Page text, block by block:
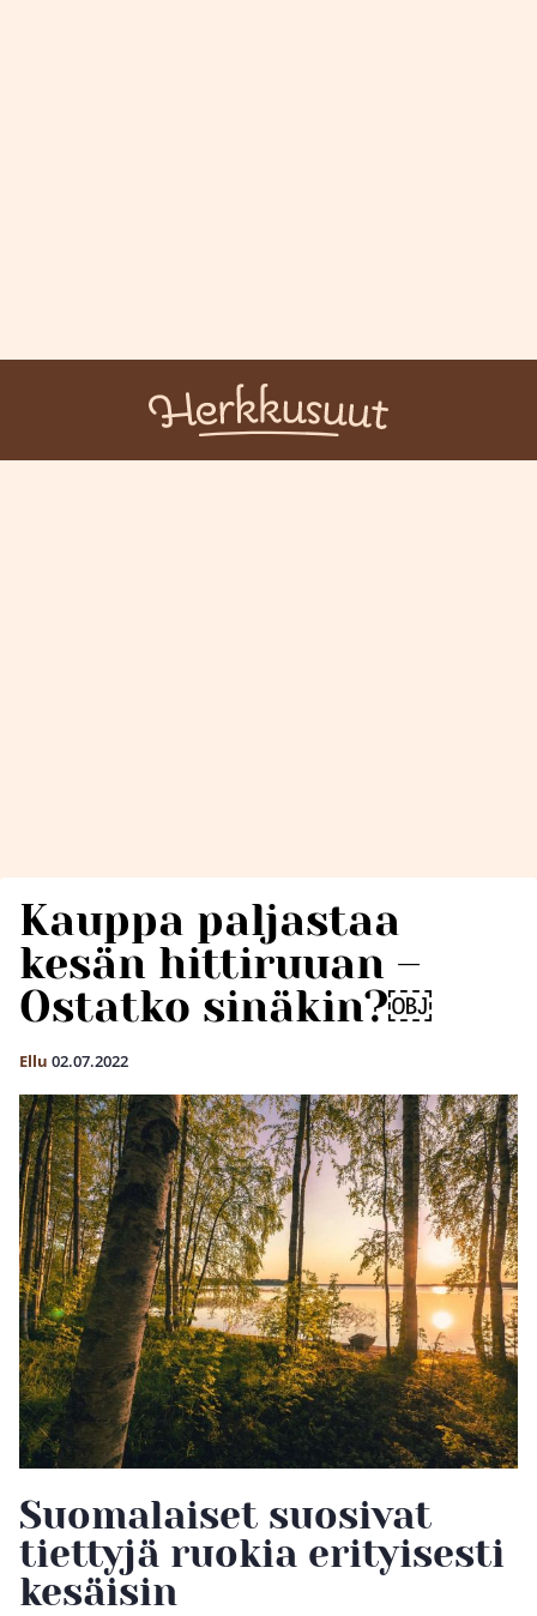
Kauppa paljastaa
kesän hittiruuan –
Ostatko sinäkin?￼
Ellu 02.07.2022
Suomalaiset suosivat
tiettyjä ruokia erityisesti
kesäisin